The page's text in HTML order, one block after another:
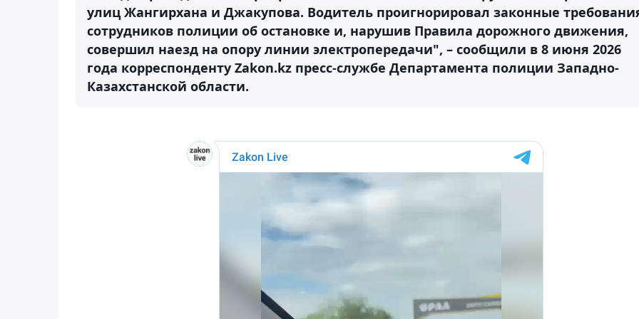
улиц Жангирхана и Джакупова. Водитель проигнорировал законные
сотрудников полиции об остановке и, нарушив Правила дорожного движения,
совершил наезд на опору линии электропередачи", – сообщили в 8 июня 2026
года корреспонденту Zakon.kz пресс-службе Департамента полиции Западно-
Казахстанской области.